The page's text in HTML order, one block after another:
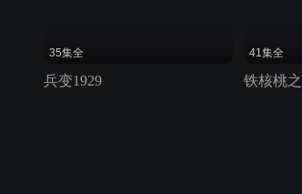
35集全
兵变1929
41集全
铁核桃